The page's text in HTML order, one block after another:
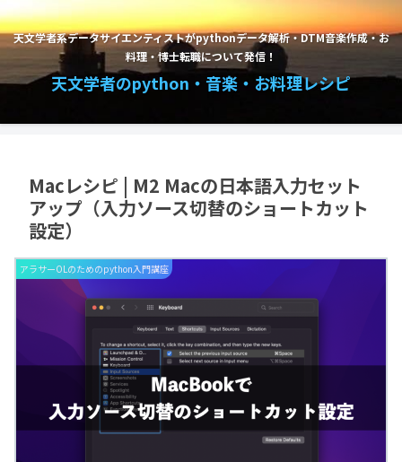
天文学者系データサイエンティストがpythonデータ解析・DTM音楽作成・お
料理・博士転職について発信！
天文学者のpython・音楽・お料理レシピ
Macレシピ | M2 Macの日本語入力セット
アップ（入力ソース切替のショートカット
設定）
アラサーOLのためのpython入門講座